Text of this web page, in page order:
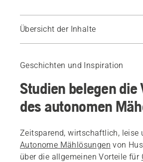
Übersicht der Inhalte
Weitere Informationen
Geschichten und Inspiration
Studien belegen die
des autonomen
Zeitsparend, wirtschaftlich, leise
Autonome Mählösungen von
über die allgemeinen Vorteile für